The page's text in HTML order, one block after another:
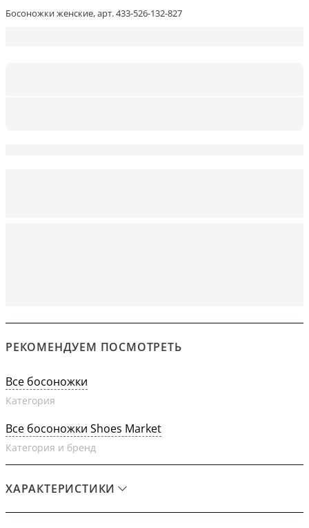
Босоножки женские, арт. 433-526-132-827
РЕКОМЕНДУЕМ ПОСМОТРЕТЬ
Все босоножки
Категория
Все босоножки Shoes Market
Категория и бренд
ХАРАКТЕРИСТИКИ